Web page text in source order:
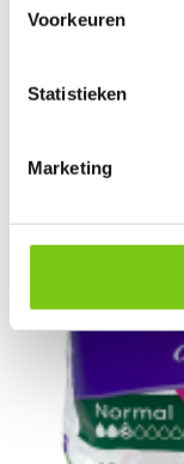
Voorkeuren
Statistieken
Marketing
- +